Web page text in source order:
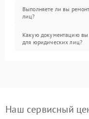
Выполняете ли вы
лиц?
Какую документацию вы
для юридических лиц?
Наш сервисный